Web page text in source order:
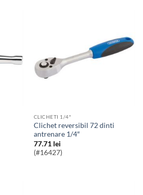
CLICHETI 1/4"
Clichet reversibil 72 dinti
antrenare 1/4″
77.71 lei
(#16427)